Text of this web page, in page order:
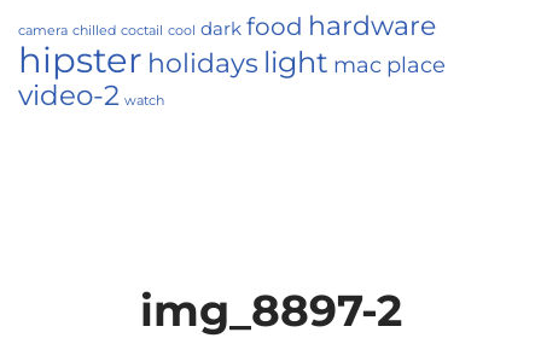
camera chilled coctail cool dark food hardware
hipster holidays light mac place
video-2 watch
img_8897-2